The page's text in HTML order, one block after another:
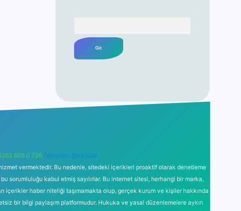
606 0 726 Telegram: @karabul
vermektedir. Bu nedenle, sitedeki içerikleri proaktif olarak denetleme
sorumluluğu kabul etmiş sayılırlar. Bu internet sitesi, herhangi bir marka,
içerikler haber niteliği taşımamakta olup, gerçek kurum ve kişiler hakkında
bir bilgi paylaşım platformudur. Hukuka ve yasal düzenlemelere aykırı